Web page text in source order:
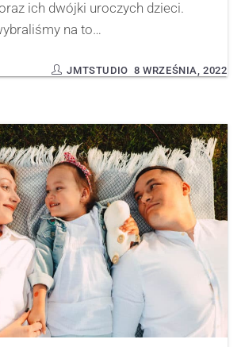
ich dwójki uroczych dzieci.
na to…
8 WRZEŚNIA, 2022
JMTSTUDIO